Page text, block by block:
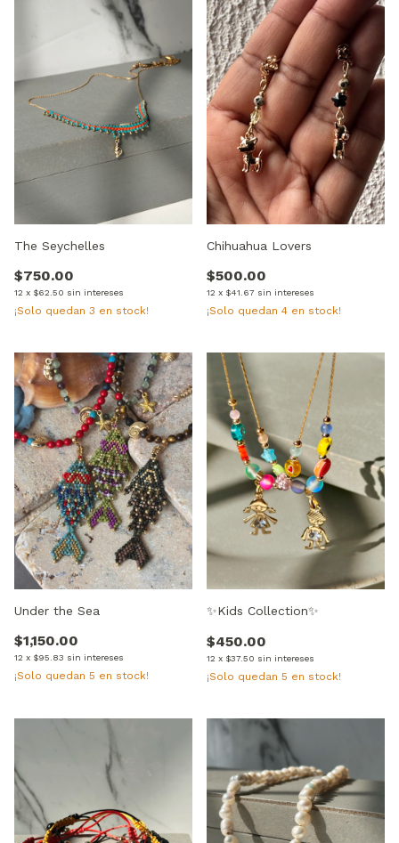
The Seychelles
$750.00
12 x $62.50 sin intereses
¡Solo quedan 3 en stock!
Chihuahua Lovers
$500.00
12 x $41.67 sin intereses
¡Solo quedan 4 en stock!
Under the Sea
$1,150.00
12 x $95.83 sin intereses
¡Solo quedan 5 en stock!
✨Kids Collection✨
$450.00
12 x $37.50 sin intereses
¡Solo quedan 5 en stock!